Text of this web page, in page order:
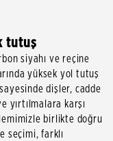
tutuş
siyahı ve reçine
yüksek yol tutuş
dişler, cadde
yırtılmalara karşı
birlikte doğru
seçimi, farklı